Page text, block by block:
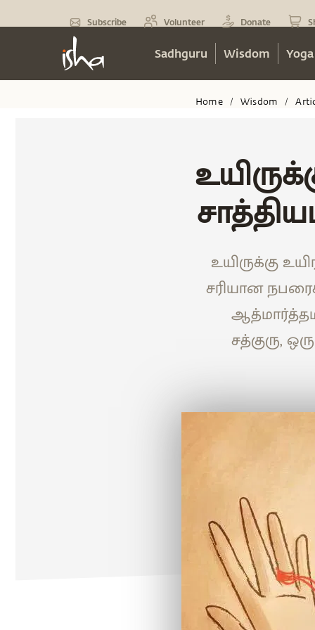
Subscribe Volunteer Donate
Sadhguru Wisdom
Home / Wisdom /
உயிருக்கு
சரியான
சத்குரு,